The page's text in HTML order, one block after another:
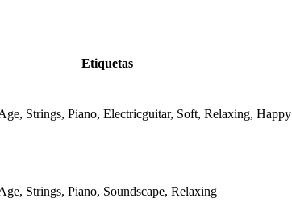
Etiquetas
Strings, Piano, Electricguitar, Soft, Relaxing, Happy
Strings, Piano, Soundscape, Relaxing